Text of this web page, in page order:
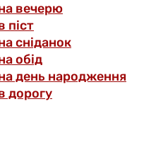
вечерю
піст
сніданок
обід
день народження
дорогу